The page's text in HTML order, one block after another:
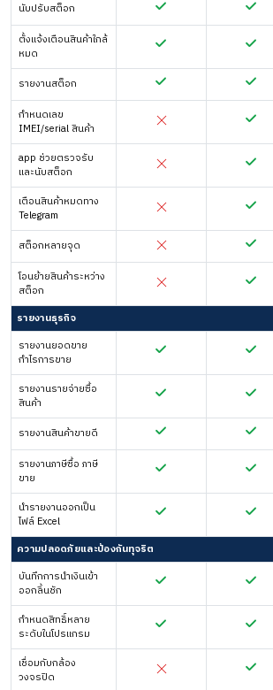
นับปรับสต็อก
ตั้งแจ้งเตือนสินค้าใกล้
หมด
รายงานสต็อก
กำหนดเลข
IMEI/serial สินค้า
app ช่วยตรวจรับ
และนับสต็อก
เตือนสินค้าหมดทาง
Telegram
สต็อกหลายจุด
โอนย้ายสินค้าระหว่าง
สต็อก
รายงานธุรกิจ
รายงานยอดขาย
กำไรการขาย
รายงานรายจ่ายซื้อ
สินค้า
รายงานสินค้าขายดี
รายงานภาษีซื้อ ภาษี
ขาย
นำรายงานออกเป็น
ไฟล์ Excel
ความปลอดภัยและป้องกันทุจริต
บันทึกการนำเงินเข้า
ออกลิ้นชัก
กำหนดสิทธิ์หลาย
ระดับในโปรแกรม
เชื่อมกับกล้อง
วงจรปิด